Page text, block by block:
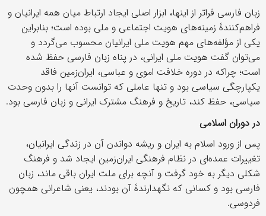
زبان فارسی فراتر از اینها، ابزار اصلی ایجاد ارتباط میان همه ایرانیان و
فراهم‌کنندۀ زمینه‌های هویت اجتماعی و ملی بوده است؛ بنابراین
یکی از مؤلفه‌های مهم هویت ملی ایرانیان محسوب می‌گردد و
می‌توان گفت هویت ملی ایرانی، در پناه زبان فارسی حفظ شده
است؛ چراکه در دوره خلافت اموی و عباسی، ایران‌زمین فاقد
یکپارچگی سیاسی بود و تنها عاملی که توانست آنها را بدون وحدت
سیاسی، حفظ کند، تاریخ و فرهنگ مشترک ایرانی و زبان فارسی بود.
در دوران اسلامی
پس از ورود اسلام به ایران و ریشه دواندن آن در زندگی ایرانیان،
تغییرات عمده‌ای در نظام فرهنگی ایران‌زمین ایجاد شد و فرهنگ
شکلی دیگر به خود گرفت و آنچه برای ملت ایران باقی ماند، زبان
فارسی بود و کسانی که نگهدارندۀ آن بودند، یعنی شاعرانی همچون
فردوسی.